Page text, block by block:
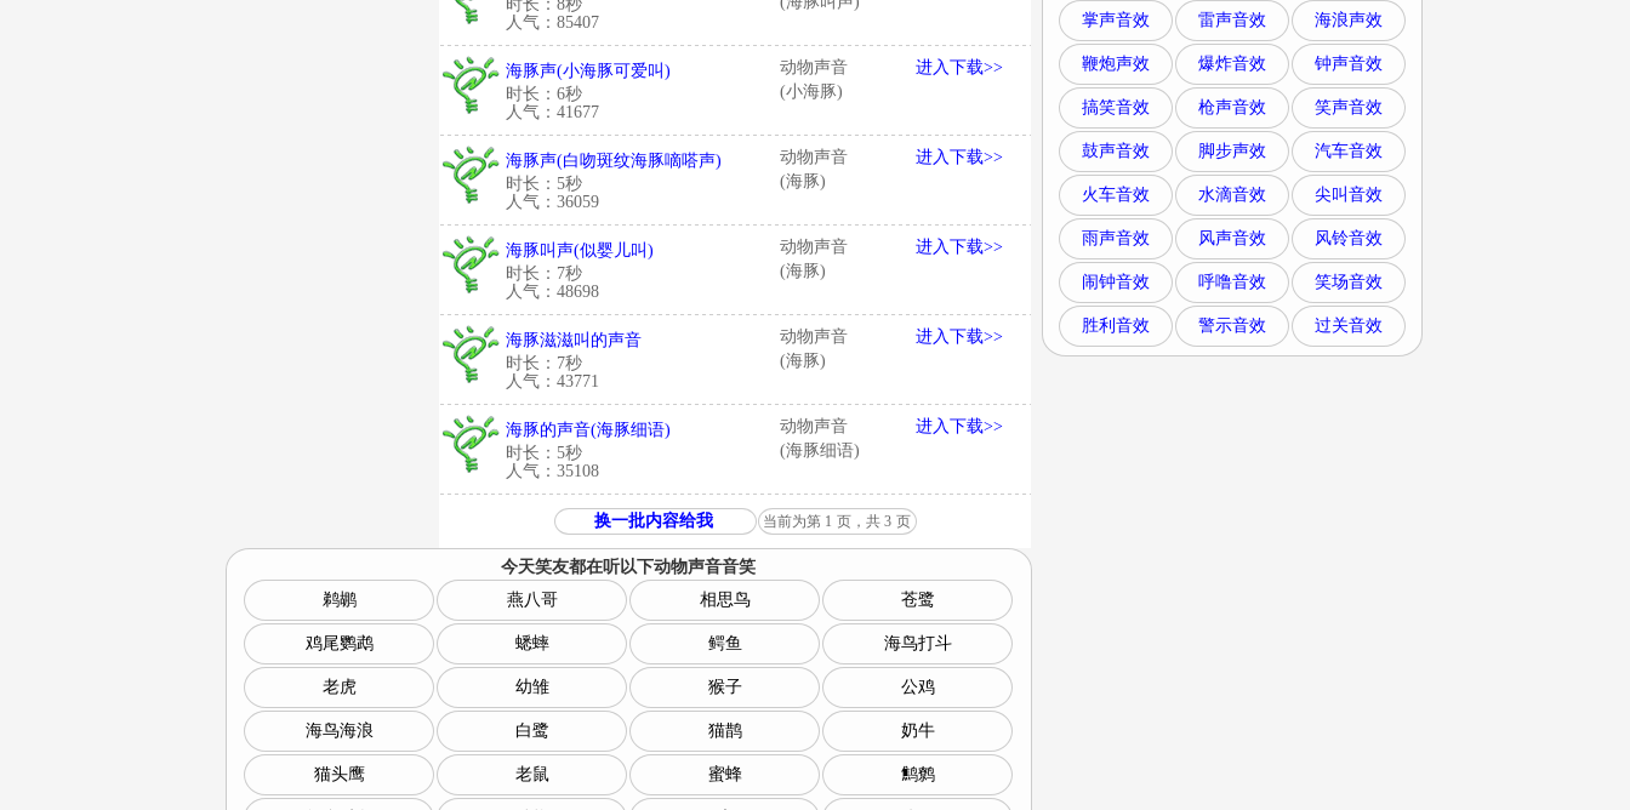
时长：8秒
人气：85407
海豚声(小海豚可爱叫)
时长：6秒
人气：41677
动物声音
(小海豚)
进入下载>>
海豚声(白吻斑纹海豚嘀嗒声)
时长：5秒
人气：36059
动物声音
(海豚)
进入下载>>
海豚叫声(似婴儿叫)
时长：7秒
人气：48698
动物声音
(海豚)
进入下载>>
海豚滋滋叫的声音
时长：7秒
人气：43771
动物声音
(海豚)
进入下载>>
海豚的声音(海豚细语)
时长：5秒
人气：35108
动物声音
(海豚细语)
进入下载>>
换一批内容给我 当前为第 1 页，共 3 页
今天笑友都在听以下动物声音音笑
鹈鹕
燕八哥 相思鸟 苍鹭
鸡尾鹦鹉 蟋蟀 鳄鱼 海鸟打斗
老虎 幼雏 猴子 公鸡
海鸟海浪 白鹭 猫鹊 奶牛
猫头鹰 老鼠 蜜蜂 鹪鹩
掌声音效
雷声音效 海浪声效
鞭炮声效 爆炸音效 钟声音效
搞笑音效 枪声音效 笑声音效
鼓声音效 脚步声效 汽车音效
火车音效 水滴音效 尖叫音效
雨声音效 风声音效 风铃音效
闹钟音效 呼噜音效 笑场音效
胜利音效 警示音效 过关音效